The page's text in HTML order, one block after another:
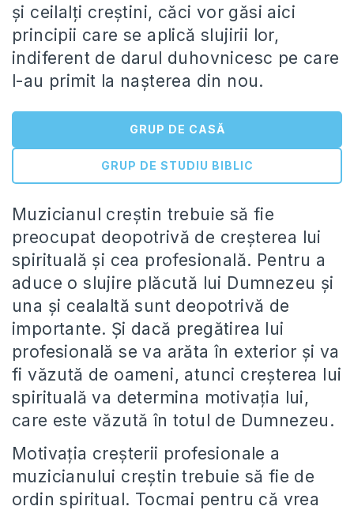
și ceilalți creștini, căci vor găsi aici
principii care se aplică slujirii lor,
indiferent de darul duhovnicesc pe care
l-au primit la nașterea din nou.
GRUP DE CASĂ
GRUP DE STUDIU BIBLIC
Muzicianul creștin trebuie să fie
preocupat deopotrivă de creșterea lui
spirituală și cea profesională. Pentru a
aduce o slujire plăcută lui Dumnezeu și
una și cealaltă sunt deopotrivă de
importante. Și dacă pregătirea lui
profesională se va arăta în exterior și va
fi văzută de oameni, atunci creșterea lui
spirituală va determina motivația lui,
care este văzută în totul de Dumnezeu.
Motivația creșterii profesionale a
muzicianului creștin trebuie să fie de
ordin spiritual. Tocmai pentru că vrea